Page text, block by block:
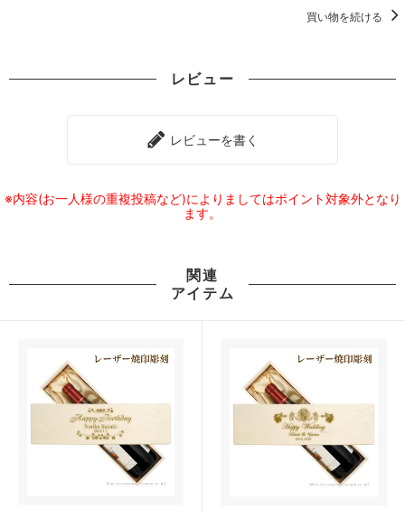
買い物を続ける
レビュー
レビューを書く
※内容(お一人様の重複投稿など)によりましてはポイント対象外となり
ます。
関連
アイテム